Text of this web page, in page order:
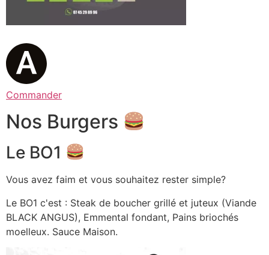
Commander
Nos Burgers
Le BO1
Vous avez faim et vous souhaitez rester simple?
Le BO1 c'est : Steak de boucher grillé et juteux (Viande
BLACK ANGUS), Emmental fondant, Pains briochés
moelleux. Sauce Maison.